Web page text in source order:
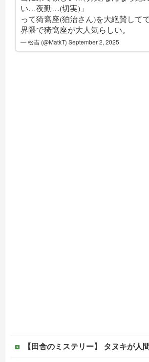
い…夜勤…(切実)」
って猗窩座(狛治さん)を大絶賛して
界隈で猗窩座が大人気らしい。
— 松吉 (@MatkT)September 2, 2025
【田舎のミステリー】 タヌキが人間に化ける